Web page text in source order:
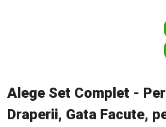
Alege Set Complet -
Draperii, Gata Facute,